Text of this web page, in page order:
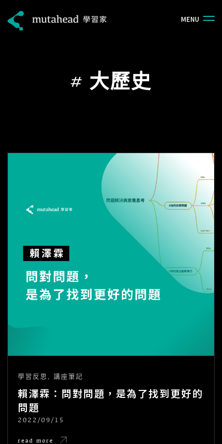
MENU
# 大歷史
學習反思 , 講座筆記
賴澤霖：問對問題，是為了找到更好的
問題
POSTED
2022/09/15
read more